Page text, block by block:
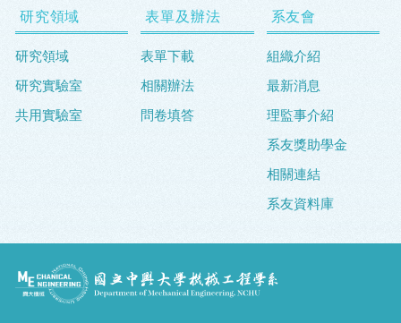
研究領域
研究領域
研究實驗室
共用實驗室
表單及辦法
表單下載
相關辦法
問卷填答
系友會
組織介紹
最新消息
理監事介紹
系友獎助學金
相關連結
系友資料庫